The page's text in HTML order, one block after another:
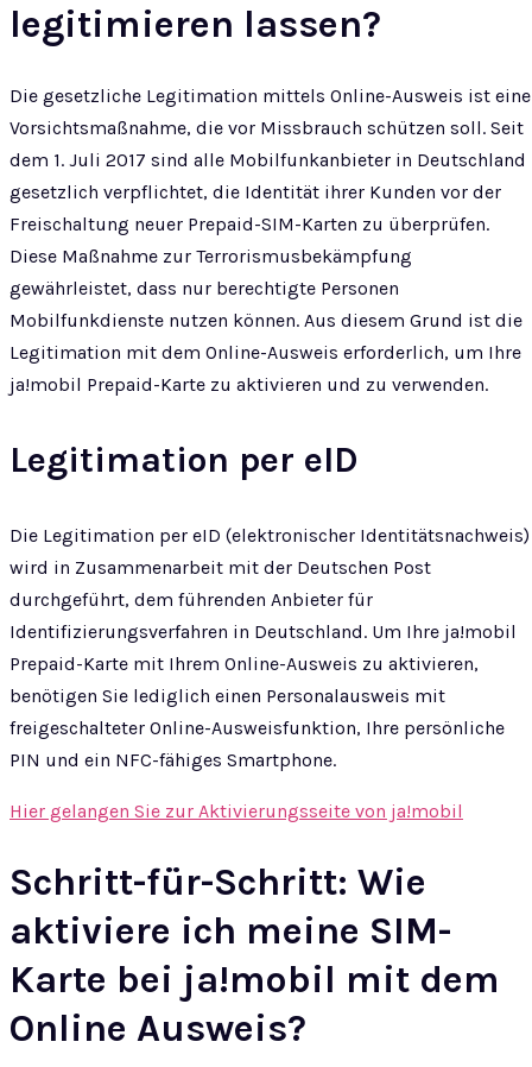
legitimieren lassen?
Die gesetzliche Legitimation mittels Online-Ausweis ist eine
Vorsichtsmaßnahme, die vor Missbrauch schützen soll. Seit
dem 1. Juli 2017 sind alle Mobilfunkanbieter in Deutschland
gesetzlich verpflichtet, die Identität ihrer Kunden vor der
Freischaltung neuer Prepaid-SIM-Karten zu überprüfen.
Diese Maßnahme zur Terrorismusbekämpfung
gewährleistet, dass nur berechtigte Personen
Mobilfunkdienste nutzen können. Aus diesem Grund ist die
Legitimation mit dem Online-Ausweis erforderlich, um Ihre
ja!mobil Prepaid-Karte zu aktivieren und zu verwenden.
Legitimation per eID
Die Legitimation per eID (elektronischer Identitätsnachweis)
wird in Zusammenarbeit mit der Deutschen Post
durchgeführt, dem führenden Anbieter für
Identifizierungsverfahren in Deutschland. Um Ihre ja!mobil
Prepaid-Karte mit Ihrem Online-Ausweis zu aktivieren,
benötigen Sie lediglich einen Personalausweis mit
freigeschalteter Online-Ausweisfunktion, Ihre persönliche
PIN und ein NFC-fähiges Smartphone.
Hier gelangen Sie zur Aktivierungsseite von ja!mobil
Schritt-für-Schritt: Wie
aktiviere ich meine SIM-
Karte bei ja!mobil mit dem
Online Ausweis?